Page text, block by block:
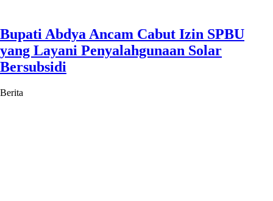
Bupati Abdya Ancam Cabut Izin SPBU
yang Layani Penyalahgunaan Solar
Bersubsidi
Berita